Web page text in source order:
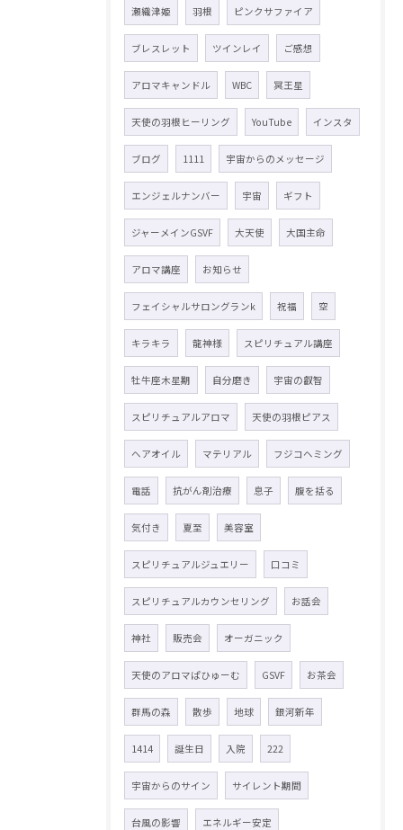
瀬織津姫 羽根 ピンクサファイア
ブレスレット ツインレイ ご感想
アロマキャンドル WBC 冥王星
天使の羽根ヒーリング YouTube インスタ
ブログ 1111 宇宙からのメッセージ
エンジェルナンバー 宇宙 ギフト
ジャーメインGSVF 大天使 大国主命
アロマ講座 お知らせ
フェイシャルサロングランk 祝福 空
キラキラ 龍神様 スピリチュアル講座
牡牛座木星期 自分磨き 宇宙の叡智
スピリチュアルアロマ 天使の羽根ピアス
ヘアオイル マテリアル フジコヘミング
電話 抗がん剤治療 息子 腹を括る
気付き 夏至 美容室
スピリチュアルジュエリー 口コミ
スピリチュアルカウンセリング お話会
神社 販売会 オーガニック
天使のアロマぱひゅーむ GSVF お茶会
群馬の森 散歩 地球 銀河新年
1414 誕生日 入院 222
宇宙からのサイン サイレント期間
台風の影響 エネルギー安定